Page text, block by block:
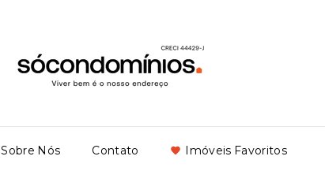
Sobre Nós Contato Imóveis Favoritos